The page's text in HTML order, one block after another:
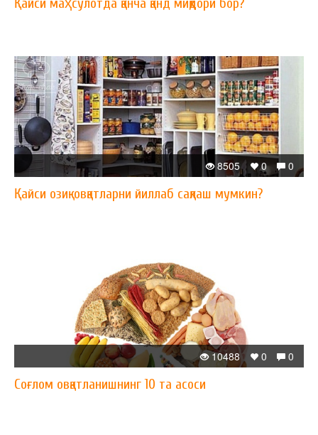
0
0
8505
Қайси озиқ-овқатларни йиллаб сақлаш мумкин?
0
0
10488
Соғлом овқатланишнинг 10 та асоси